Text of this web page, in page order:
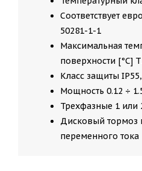
Соответствует
50281-1-1
Максимальная
поверхности [°C]
Класс защиты
Мощность 0.12 ÷
Трехфазные 1 или
Дисковый тормоз
переменного тока